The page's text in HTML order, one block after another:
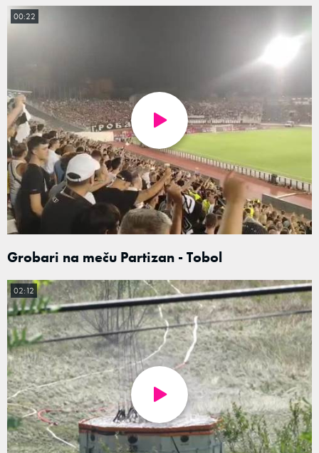
Grobari na meču Partizan - Tobol
00:22
02:12